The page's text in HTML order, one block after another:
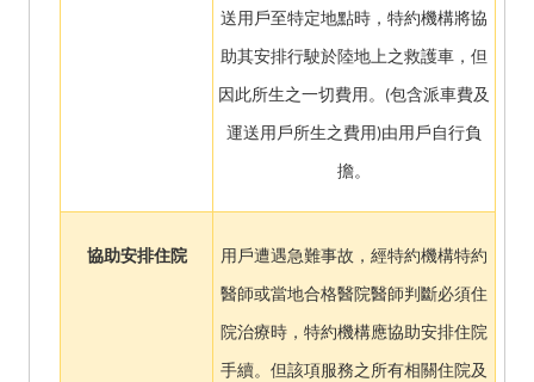
送用戶至特定地點時，特約機構將協
助其安排行駛於陸地上之救護車，但
因此所生之一切費用。(包含派車費及
運送用戶所生之費用)由用戶自行負
擔。
協助安排住院 用戶遭遇急難事故，經特約機構特約
醫師或當地合格醫院醫師判斷必須住
院治療時，特約機構應協助安排住院
手續。但該項服務之所有相關住院及